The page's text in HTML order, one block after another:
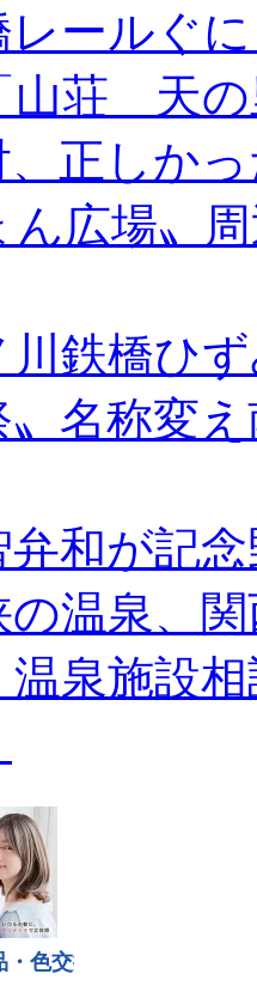
ールぐ
山荘 天の
、正しか
ん広場〟
川鉄橋ひ
〟名称変
和が記
温泉、
温泉施設